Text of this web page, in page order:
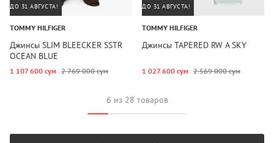
ДО 31 АВГУСТА!
TOMMY HILFIGER
Джинсы SLIM BLEECKER SSTR
OCEAN BLUE
1 107 600 сум 2 769 000 сум
ДО 31 АВГУСТА!
TOMMY HILFIGER
Джинсы TAPERED RW A SKY
1 027 600 сум 2 569 000 сум
6 из 28 товаров